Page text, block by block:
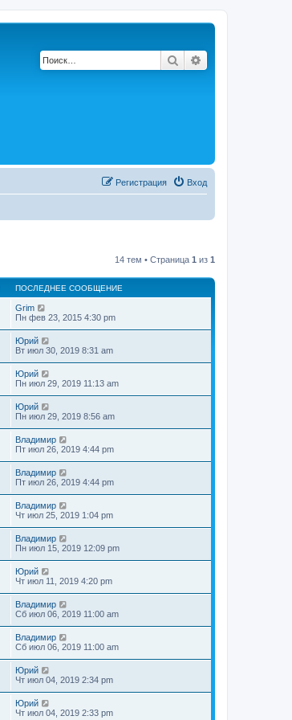
Поиск
Вход
Регистрация
14 тем • Страница 1 из 1
ПОСЛЕДНЕЕ СООБЩЕНИЕ
Grim
Пн фев 23, 2015 4:30 pm
Юрий
Вт июл 30, 2019 8:31 am
Юрий
Пн июл 29, 2019 11:13 am
Юрий
Пн июл 29, 2019 8:56 am
Владимир
Пт июл 26, 2019 4:44 pm
Владимир
Пт июл 26, 2019 4:44 pm
Владимир
Чт июл 25, 2019 1:04 pm
Владимир
Пн июл 15, 2019 12:09 pm
Юрий
Чт июл 11, 2019 4:20 pm
Владимир
Сб июл 06, 2019 11:00 am
Владимир
Сб июл 06, 2019 11:00 am
Юрий
Чт июл 04, 2019 2:34 pm
Юрий
Чт июл 04, 2019 2:33 pm